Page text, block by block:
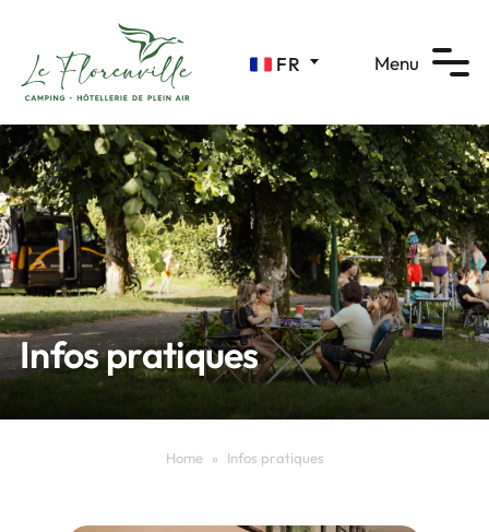
FR Menu
Infos pratiques
Home » Infos pratiques